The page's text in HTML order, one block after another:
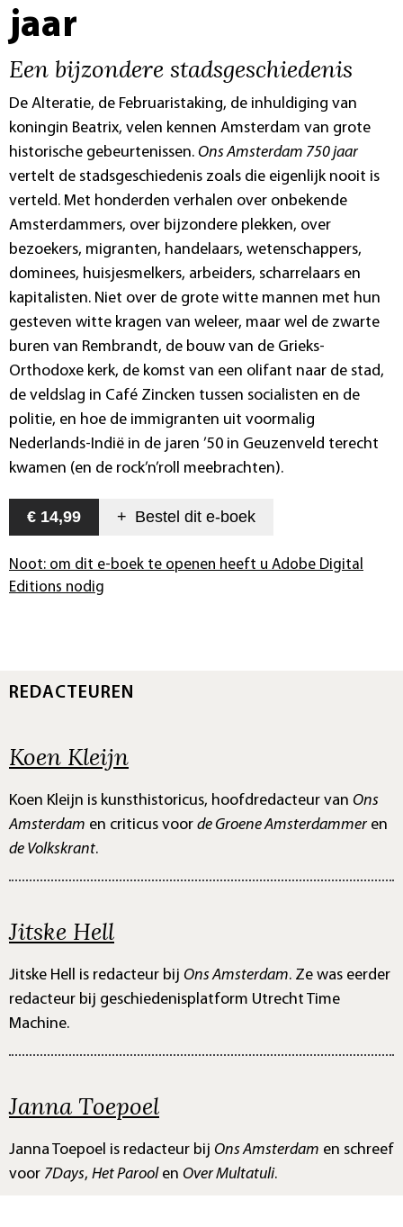
jaar
Een bijzondere stadsgeschiedenis
De Alteratie, de Februaristaking, de inhuldiging van
koningin Beatrix, velen kennen Amsterdam van grote
historische gebeurtenissen. Ons Amsterdam 750 jaar
vertelt de stadsgeschiedenis zoals die eigenlijk nooit is
verteld. Met honderden verhalen over onbekende
Amsterdammers, over bijzondere plekken, over
bezoekers, migranten, handelaars, wetenschappers,
dominees, huisjesmelkers, arbeiders, scharrelaars en
kapitalisten. Niet over de grote witte mannen met hun
gesteven witte kragen van weleer, maar wel de zwarte
buren van Rembrandt, de bouw van de Grieks-
Orthodoxe kerk, de komst van een olifant naar de stad,
de veldslag in Café Zincken tussen socialisten en de
politie, en hoe de immigranten uit voormalig
Nederlands-Indië in de jaren ’50 in Geuzenveld terecht
kwamen (en de rock’n’roll meebrachten).
€ 14,99 + Bestel dit e-boek
Noot: om dit e-boek te openen heeft u Adobe Digital
Editions nodig
REDACTEUREN
Koen Kleijn
Koen Kleijn is kunsthistoricus, hoofdredacteur van Ons
Amsterdam en criticus voor de Groene Amsterdammer en
de Volkskrant.
Jitske Hell
Jitske Hell is redacteur bij Ons Amsterdam. Ze was eerder
redacteur bij geschiedenisplatform Utrecht Time
Machine.
Janna Toepoel
Janna Toepoel is redacteur bij Ons Amsterdam en schreef
voor 7Days, Het Paroolen Over Multatuli.